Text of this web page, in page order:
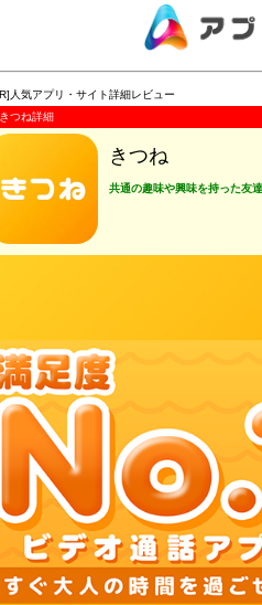
人気アプリ・サイト詳細レビュー
きつね詳細
きつね
共通の趣味や興味を持った友